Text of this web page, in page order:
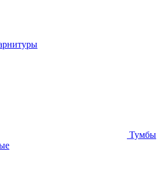
Тумбы